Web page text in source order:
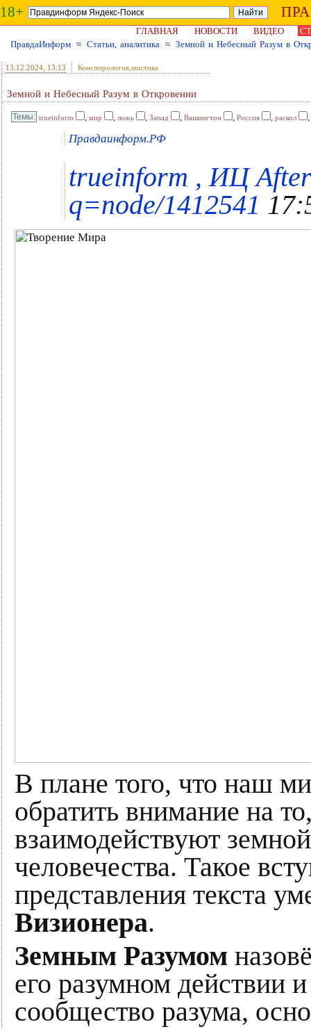
18+
ГЛАВНАЯ НОВОСТИ ВИДЕО
ПравдаИнформ ≈ Статьи, аналитика ≈ Земной и Небесный Разум в
13.12.2024 , 13:13 Конспирология,мистика
Земной и Небесный Разум в Откровении
trueinform , мир , ложь , Запад , Вашингтон , Россия , раскол ,
Правдаинформ.РФ
trueinform , ИЦ
q=node/1412541
В плане того, что наш
обратить внимание на
взаимодействуют
человечества. Такое
представления текста
Визионера.
Земным Разумом
его разумном действии
сообщество разума,